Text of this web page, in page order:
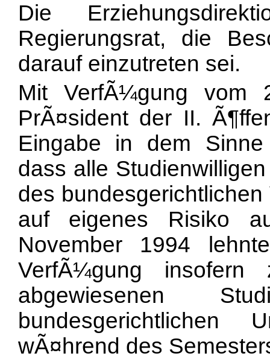
Die
Regierungsrat, die
darauf einzutreten sei.
Mit VerfÃ¼gung vom
PrÃ¤sident der II.
Eingabe in dem
dass alle
des
auf eigenes Risiko
November 1994
VerfÃ¼gung
abgewiesenen
wÃ¤hrend des